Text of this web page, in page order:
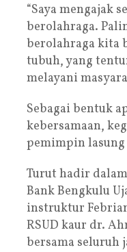
“Saya mengajak
berolahraga.
berolahraga kita
tubuh, yang
melayani
Sebagai bentuk
kebersamaan,
pemimpin
Turut hadir
Bank Bengkulu
instruktur
RSUD kaur dr.
bersama seluruh